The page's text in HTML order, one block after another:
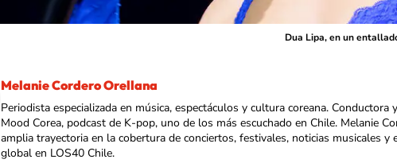
Dua Lipa, en un
Melanie Cordero Orellana
Periodista especializada en música, espectáculos y cultura coreana. Conductora
Mood Corea, podcast de K-pop, uno de los más escuchado en Chile. Melanie
amplia trayectoria en la cobertura de conciertos, festivales, noticias musicales y
global en LOS40 Chile.